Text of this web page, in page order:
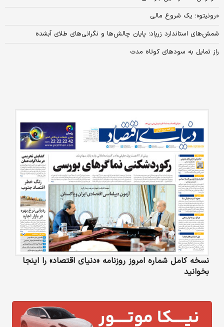
«رونیتو»؛ یک شروع مالی
شمش‌های استاندارد زرپاد؛ پایان چالش‌ها و نگرانی‌های طلای آبشده
راز تمایل به سودهای کوتاه مدت
نسخه کامل شماره امروز روزنامه «دنیای‌ اقتصاد» را اینجا
بخوانید